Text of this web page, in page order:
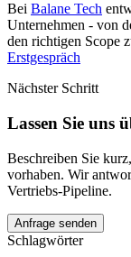
Bei Balane Tech
Unternehmen - von
den richtigen Scope
Erstgespräch
Nächster Schritt
Lassen Sie uns
Beschreiben Sie
vorhaben. Wir
Vertriebs-Pipeline.
Anfrage senden
Schlagwörter